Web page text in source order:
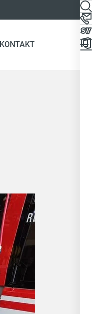
KONTAKT